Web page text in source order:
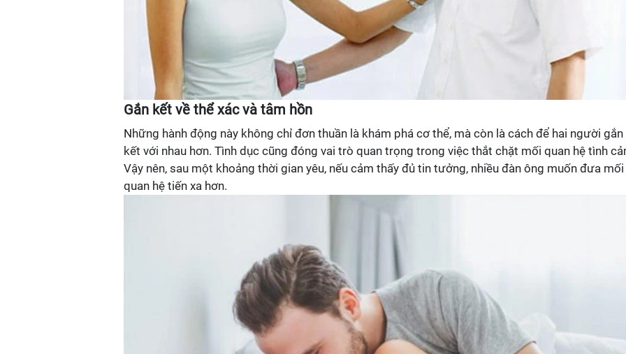
Gắn kết về thể xác và tâm hồn
Những hành động này không chỉ đơn thuần là khám phá cơ thể, mà còn là cách để hai người gắn
kết với nhau hơn. Tình dục cũng đóng vai trò quan trọng trong việc thắt chặt mối quan hệ tình
Vậy nên, sau một khoảng thời gian yêu, nếu cảm thấy đủ tin tưởng, nhiều đàn ông muốn đưa mối
quan hệ tiến xa hơn.